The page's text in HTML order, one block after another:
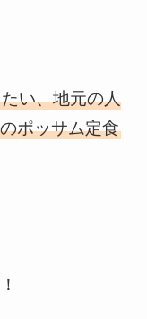
い、地元の人
ポッサム定食